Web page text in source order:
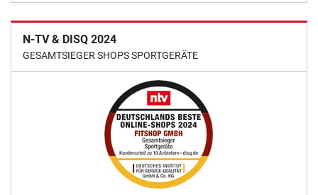
N-TV & DISQ 2024
GESAMTSIEGER SHOPS SPORTGERÄTE